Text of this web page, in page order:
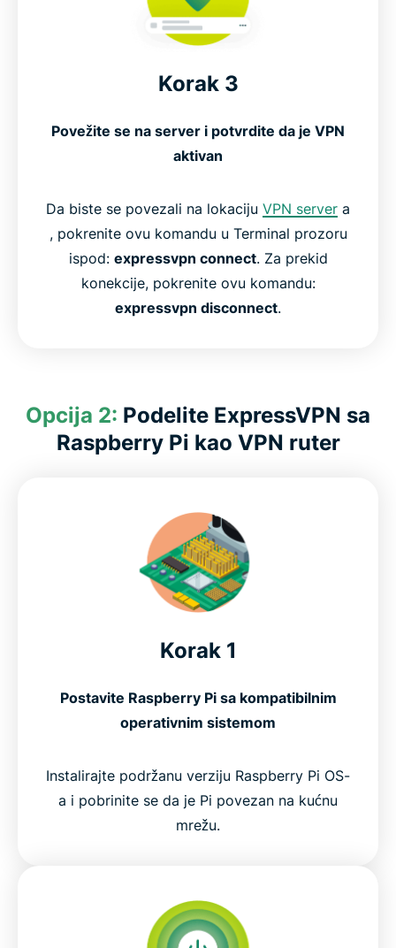
Korak 3
Povežite se na server i potvrdite da je VPN
aktivan
Da biste se povezali na lokaciju VPN server a
, pokrenite ovu komandu u Terminal prozoru
ispod: expressvpn connect. Za prekid
konekcije, pokrenite ovu komandu:
expressvpn disconnect.
Opcija 2: Podelite ExpressVPN sa
Raspberry Pi kao VPN ruter
Korak 1
Postavite Raspberry Pi sa kompatibilnim
operativnim sistemom
Instalirajte podržanu verziju Raspberry Pi OS-
a i pobrinite se da je Pi povezan na kućnu
mrežu.